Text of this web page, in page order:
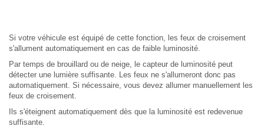
Si votre véhicule est équipé de cette fonction, les feux de croisement
s'allument automatiquement en cas de faible luminosité.
Par temps de brouillard ou de neige, le capteur de luminosité peut
détecter une lumière suffisante. Les feux ne s'allumeront donc pas
automatiquement. Si nécessaire, vous devez allumer manuellement les
feux de croisement.
Ils s'éteignent automatiquement dès que la luminosité est redevenue
suffisante.